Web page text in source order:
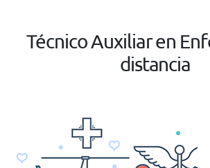
Técnico Auxiliar en
distancia